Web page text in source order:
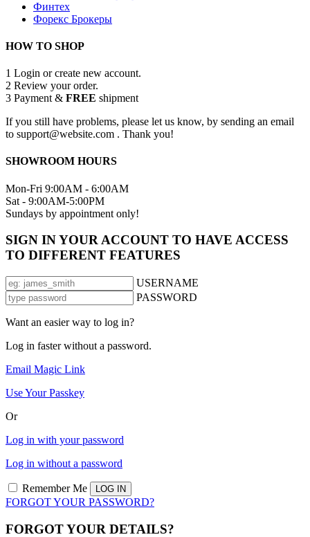
Финтех
Форекс Брокеры
HOW TO SHOP
1 Login or create new account.
2 Review your order.
3 Payment & FREE shipment
If you still have problems, please let us know, by sending an email
to support@website.com . Thank you!
SHOWROOM HOURS
Mon-Fri 9:00AM - 6:00AM
Sat - 9:00AM-5:00PM
Sundays by appointment only!
SIGN IN YOUR ACCOUNT TO HAVE ACCESS
TO DIFFERENT FEATURES
USERNAME
PASSWORD
Want an easier way to log in?
Log in faster without a password.
Email Magic Link
Use Your Passkey
Or
Log in with your password
Log in without a password
Remember Me
FORGOT YOUR PASSWORD?
FORGOT YOUR DETAILS?